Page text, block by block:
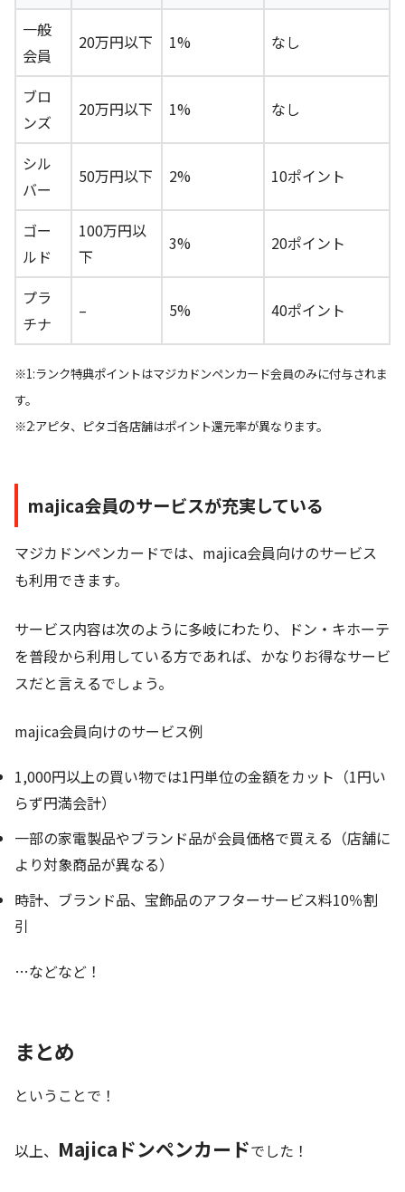
一般
会員
20万円以下 1% なし
ブロ
ンズ
20万円以下 1% なし
シル
バー
50万円以下 2% 10ポイント
ゴー
ルド
100万円以
下
3% 20ポイント
プラ
チナ
– 5% 40ポイント
※1:ランク特典ポイントはマジカドンペンカード会員のみに付与されま
す。
※2:アピタ、ピタゴ各店舗はポイント還元率が異なります。
majica会員のサービスが充実している
マジカドンペンカードでは、majica会員向けのサービス
も利用できます。
サービス内容は次のように多岐にわたり、 ドン・キホーテ
を普段から利用している方であれば、かなりお得なサービ
スだと言えるでしょう。
majica会員向けのサービス例
1,000円以上の買い物では1円単位の金額をカット （1円い
らず円満会計）
一部の家電製品やブランド品が会員価格で買える （店舗に
より対象商品が異なる）
時計、ブランド品、宝飾品のアフターサービス料10％割
引
…などなど！
まとめ
ということで！
以上、 Majicaドンペンカードでした！